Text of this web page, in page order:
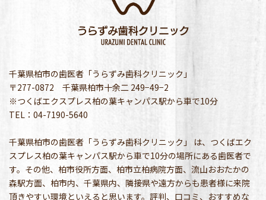
千葉県柏市の歯医者「うらずみ歯科クリニック」
〒277-0872 千葉県柏市十余二 249−49−2
※つくばエクスプレス柏の葉キャンパス駅から車で10分
TEL：04-7190-5640
千葉県柏市の歯医者「うらずみ歯科クリニック」 は、つくばエク
スプレス柏の葉キャンパス駅から車で10分の場所にある歯医者で
す。その他、柏市役所方面、柏市立柏病院方面、流山おおたかの
森駅方面、柏市内、千葉県内、隣接県や遠方からも患者様に来院
頂きやすい環境といえると思います。評判、口コミ、おすすめな